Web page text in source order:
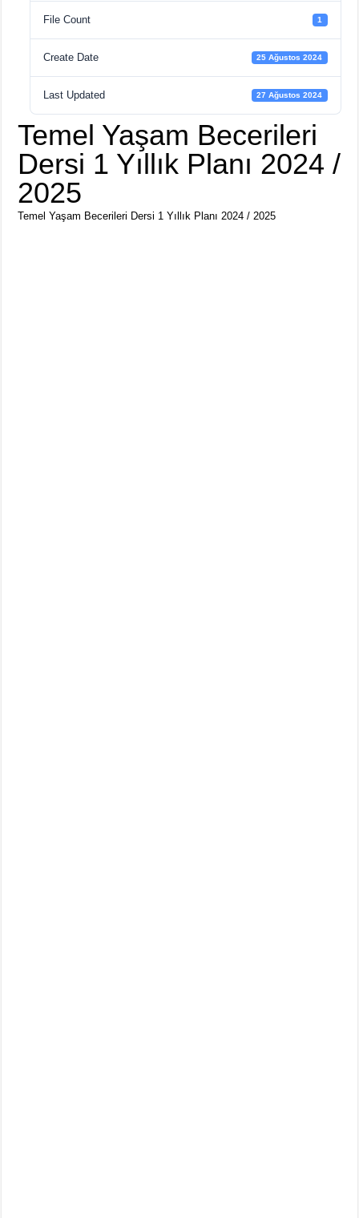
File Count 1
Create Date 25 Ağustos 2024
Last Updated 27 Ağustos 2024
Temel Yaşam Becerileri
Dersi 1 Yıllık Planı 2024 /
2025
Temel Yaşam Becerileri Dersi 1 Yıllık Planı 2024 / 2025